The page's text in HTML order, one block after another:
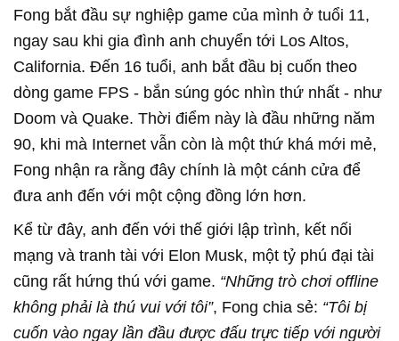
Fong bắt đầu sự nghiệp game của mình ở tuổi 11,
ngay sau khi gia đình anh chuyển tới Los Altos,
California. Đến 16 tuổi, anh bắt đầu bị cuốn theo
dòng game FPS - bắn súng góc nhìn thứ nhất - như
Doom và Quake. Thời điểm này là đầu những năm
90, khi mà Internet vẫn còn là một thứ khá mới mẻ,
Fong nhận ra rằng đây chính là một cánh cửa để
đưa anh đến với một cộng đồng lớn hơn.
Kể từ đây, anh đến với thế giới lập trình, kết nối
mạng và tranh tài với Elon Musk, một tỷ phú đại tài
cũng rất hứng thú với game. “Những trò chơi offline
không phải là thú vui với tôi”, Fong chia sẻ: “Tôi bị
cuốn vào ngay lần đầu được đấu trực tiếp với người